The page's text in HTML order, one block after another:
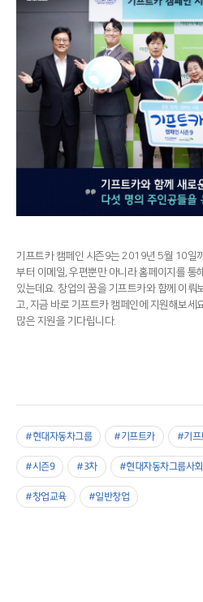
기프트카 캠페인 시즌9는 2019년 5월 10일
부터 이메일, 우편뿐만 아니라 홈페이지를 통
있는데요. 창업의 꿈을 기프트카와 함께 이뤄
고, 지금 바로 기프트카 캠페인에 지원해보세
많은 지원을 기다립니다.
#현대자동차그룹 #기프트카 #기프
#시즌9 #3차 #현대자동차그룹사
#창업교육 #일반창업